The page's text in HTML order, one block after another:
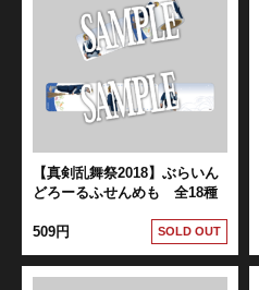
【真剣乱舞祭2018】ぶらいん
どろーるふせんめも 全18種
509円 SOLD OUT